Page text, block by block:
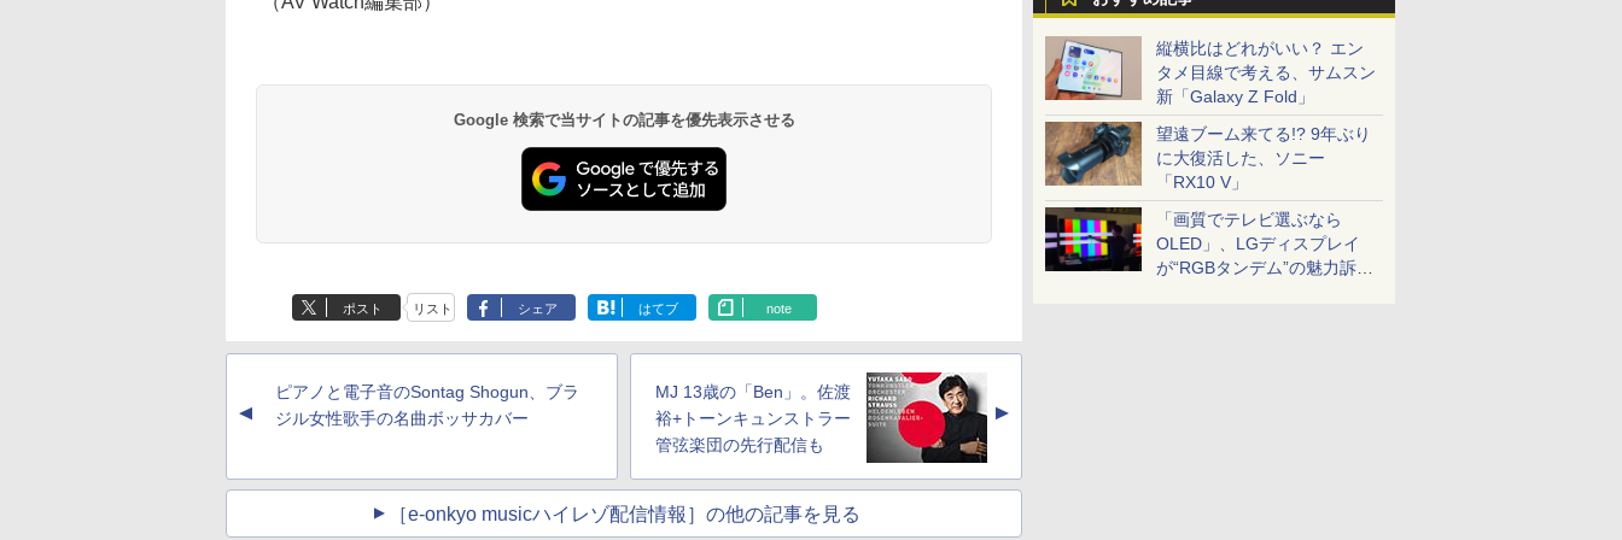
縦横比はどれがいい？ エン
タメ目線で考える、サムスン
新「Galaxy Z Fold」
望遠ブーム来てる!? 9年ぶり
に大復活した、ソニー
「RX10 V」
「画質でテレビ選ぶなら
OLED」、LGディスプレイ
が“RGBタンデム”の魅力訴
Google 検索で当サイトの記事を優先表示させる
ポスト リスト シェア はてブ note
▲
ピアノと電子音のSontag Shogun、ブラ
ジル女性歌手の名曲ボッサカバー
MJ 13歳の「Ben」。佐渡
裕+トーンキュンストラー
管弦楽団の先行配信も
▲
［e-onkyo musicハイレゾ配信情報］の他の記事を見る